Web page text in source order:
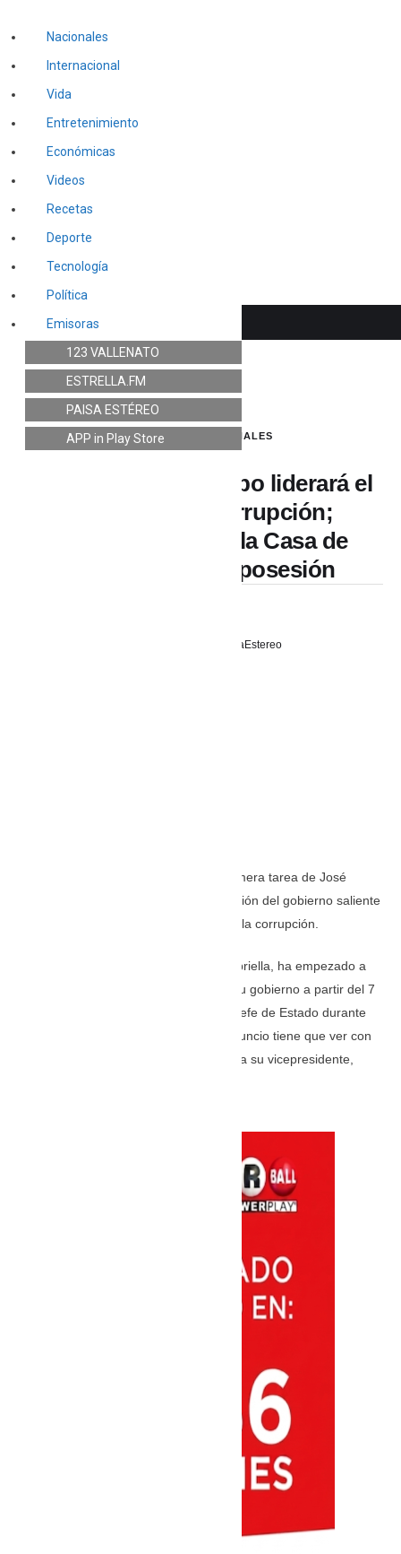
LO ÚLTIMO NACIONALES
José Manuel Restrepo liderará el
empalme anticorrupción;
Abelardo no irá a la Casa de
Nariño hasta su posesión
PaisaEstereo
Abelardo de la Espriella oficializó la primera tarea de José
Manuel Restrepo, quien liderará transición del gobierno saliente
con el entrante en materia de combatir la corrupción.
El presidente electo, Abelardo de la Espriella, ha empezado a
hacer anuncios de cara a lo que será su gobierno a partir del 7
de agosto cuando se posesione como jefe de Estado durante
los siguientes cuatro años. El último anuncio tiene que ver con
la primera misión que le ha encargado a su vicepresidente,
Nacionales
Internacional
Vida
Entretenimiento
Económicas
Videos
Recetas
Deporte
Tecnología
Política
Emisoras
123 VALLENATO
ESTRELLA.FM
PAISA ESTÉREO
APP in Play Store